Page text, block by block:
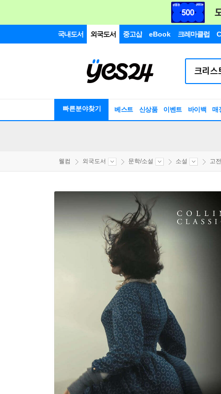
국내도서 외국도서 중고샵 eBook 크레마클럽
빠른분야찾기 베스트 신상품 이벤트 바이백 매
웰컴 외국도서 문학/소설 소설 고